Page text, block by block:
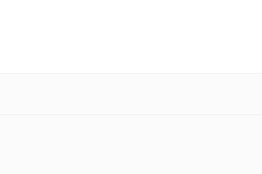
direct pe suprafetele din plastic – aplicati pe un